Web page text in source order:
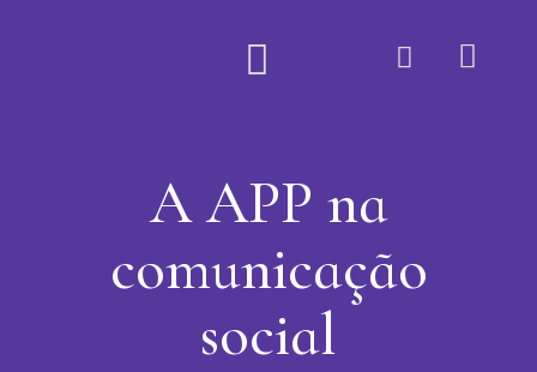
A APP na
comunicação
social